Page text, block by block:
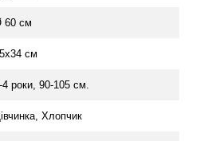
60 см
см
4 роки, 90-105 см.
Хлопчик